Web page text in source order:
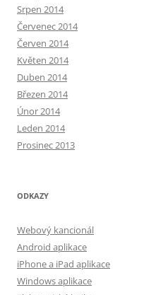
Srpen 2014
Červenec 2014
Červen 2014
Květen 2014
Duben 2014
Březen 2014
Únor 2014
Leden 2014
Prosinec 2013
ODKAZY
Webový kancionál
Android aplikace
iPhone a iPad aplikace
Windows aplikace